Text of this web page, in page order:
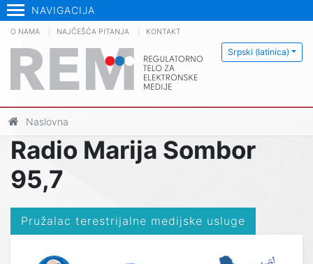
NAVIGACIJA
Srpski (latinica)
O NAMA NAJČEŠĆA PITANJA KONTAKT
Naslovna
Radio Marija Sombor
95,7
Pružalac terestrijalne medijske usluge